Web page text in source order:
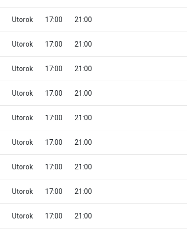
Utorok 17:00 21:00
Utorok 17:00 21:00
Utorok 17:00 21:00
Utorok 17:00 21:00
Utorok 17:00 21:00
Utorok 17:00 21:00
Utorok 17:00 21:00
Utorok 17:00 21:00
Utorok 17:00 21:00